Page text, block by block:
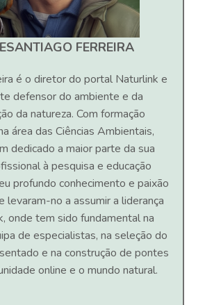
SANTIAGO FERREIRA
é o diretor do portal Naturlink e
defensor do ambiente e da
da natureza. Com formação
área das Ciências Ambientais,
dedicado a maior parte da sua
à pesquisa e educação
profundo conhecimento e paixão
levaram-no a assumir a liderança
onde tem sido fundamental na
de especialistas, na seleção do
e na construção de pontes
online e o mundo natural.